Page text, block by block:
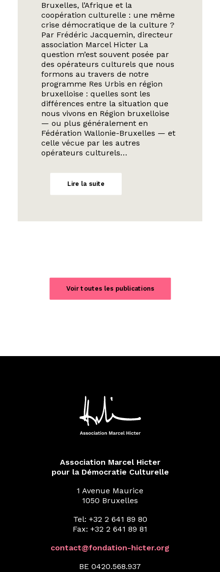
Bruxelles, l’Afrique et la
coopération culturelle : une même
crise démocratique de la culture ?
Par Frédéric Jacquemin, directeur
association Marcel Hicter La
question m’est souvent posée par
des opérateurs culturels que nous
formons au travers de notre
programme Res Urbis en région
bruxelloise : quelles sont les
différences entre la situation que
nous vivons en Région bruxelloise
— ou plus généralement en
Fédération Wallonie-Bruxelles — et
celle vécue par les autres
opérateurs culturels…
Lire la suite
Voir toutes les publications
Association Marcel Hicter
pour la Démocratie Culturelle
1 Avenue Maurice
1050 Bruxelles
Tel: +32 2 641 89 80
Fax: +32 2 641 89 81
contact@fondation-hicter.org
BE 0420.568.937